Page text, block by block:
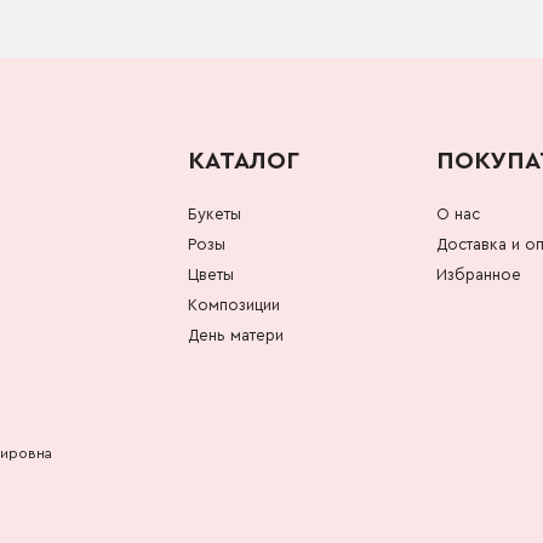
КАТАЛОГ
Букеты
Розы
Цветы
Композиции
День матери
О нас
Доставка и
Избранное